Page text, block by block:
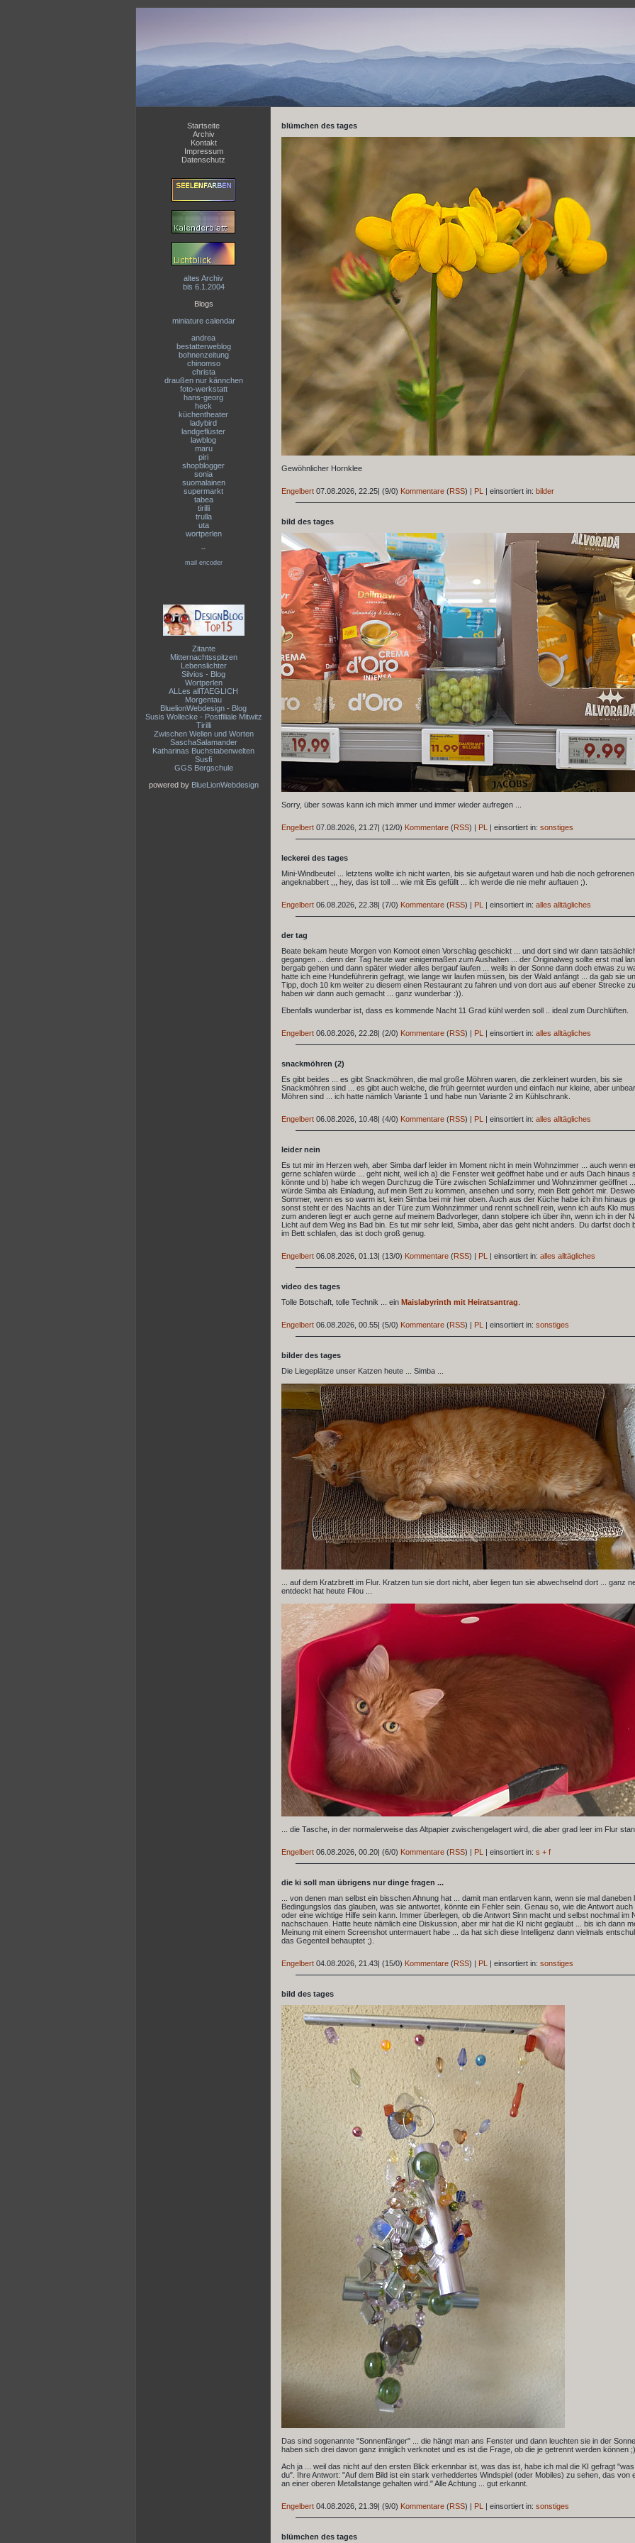
Startseite
Archiv
Kontakt
Impressum
Datenschutz
altes Archiv
bis 6.1.2004
Blogs
miniature calendar
andrea
bestatterweblog
bohnenzeitung
chinomso
christa
draußen nur kännchen
foto-werkstatt
hans-georg
heck
küchentheater
ladybird
landgeflüster
lawblog
maru
piri
shopblogger
sonia
suomalainen
supermarkt
tabea
tirilli
trulla
uta
wortperlen
--
mail encoder
Zitante
Mitternachtsspitzen
Lebenslichter
Silvios - Blog
Wortperlen
ALLes allTAEGLICH
Morgentau
BluelionWebdesign - Blog
Susis Wollecke - Postfiliale Mitwitz
Tirilli
Zwischen Wellen und Worten
SaschaSalamander
Katharinas Buchstabenwelten
Susfi
GGS Bergschule
powered by BlueLionWebdesign
blümchen des tages
Gewöhnlicher Hornklee
Engelbert 07.08.2026, 22.25| (9/0) Kommentare (RSS) | PL | einsortiert in: bilder
bild des tages
Sorry, über sowas kann ich mich immer und immer wieder aufregen ...
Engelbert 07.08.2026, 21.27| (12/0) Kommentare (RSS) | PL | einsortiert in: sonstiges
leckerei des tages
Mini-Windbeutel ... letztens wollte ich nicht warten, bis sie aufgetaut waren und hab die noch gefrorenen
angeknabbert ,,, hey, das ist toll ... wie mit Eis gefüllt ... ich werde die nie mehr auftauen ;).
Engelbert 06.08.2026, 22.38| (7/0) Kommentare (RSS) | PL | einsortiert in: alles alltägliches
der tag
Beate bekam heute Morgen von Komoot einen Vorschlag geschickt ... und dort sind wir dann
gegangen ... denn der Tag heute war einigermaßen zum Aushalten ... der Originalweg sollte erst mal
bergab gehen und dann später wieder alles bergauf laufen ... weils in der Sonne dann doch etwas zu
hatte ich eine Hundeführerin gefragt, wie lange wir laufen müssen, bis der Wald anfängt ... da gab sie
Tipp, doch 10 km weiter zu diesem einen Restaurant zu fahren und von dort aus auf ebener Strecke
haben wir dann auch gemacht ... ganz wunderbar :)).
Ebenfalls wunderbar ist, dass es kommende Nacht 11 Grad kühl werden soll .. ideal zum Durchlüften.
Engelbert 06.08.2026, 22.28| (2/0) Kommentare (RSS) | PL | einsortiert in: alles alltägliches
snackmöhren (2)
Es gibt beides ... es gibt Snackmöhren, die mal große Möhren waren, die zerkleinert wurden, bis sie
Snackmöhren sind ... es gibt auch welche, die früh geerntet wurden und einfach nur kleine, aber
Möhren sind ... ich hatte nämlich Variante 1 und habe nun Variante 2 im Kühlschrank.
Engelbert 06.08.2026, 10.48| (4/0) Kommentare (RSS) | PL | einsortiert in: alles alltägliches
leider nein
Es tut mir im Herzen weh, aber Simba darf leider im Moment nicht in mein Wohnzimmer ... auch wenn
gerne schlafen würde ... geht nicht, weil ich a) die Fenster weit geöffnet habe und er aufs Dach hinaus
könnte und b) habe ich wegen Durchzug die Türe zwischen Schlafzimmer und Wohnzimmer geöffnet
würde Simba als Einladung, auf mein Bett zu kommen, ansehen und sorry, mein Bett gehört mir.
Sommer, wenn es so warm ist, kein Simba bei mir hier oben. Auch aus der Küche habe ich ihn hinaus
sonst steht er des Nachts an der Türe zum Wohnzimmer und rennt schnell rein, wenn ich aufs Klo
zum anderen liegt er auch gerne auf meinem Badvorleger, dann stolpere ich über ihn, wenn ich in der
Licht auf dem Weg ins Bad bin. Es tut mir sehr leid, Simba, aber das geht nicht anders. Du darfst doch
im Bett schlafen, das ist doch groß genug.
Engelbert 06.08.2026, 01.13| (13/0) Kommentare (RSS) | PL | einsortiert in: alles alltägliches
video des tages
Tolle Botschaft, tolle Technik ... ein Maislabyrinth mit Heiratsantrag
Engelbert 06.08.2026, 00.55| (5/0) Kommentare (RSS) | PL | einsortiert in: sonstiges
bilder des tages
Die Liegeplätze unser Katzen heute ... Simba ...
... auf dem Kratzbrett im Flur. Kratzen tun sie dort nicht, aber liegen tun sie abwechselnd dort ... ganz
entdeckt hat heute Filou ...
... die Tasche, in der normalerweise das Altpapier zwischengelagert wird, die aber grad leer im Flur
Engelbert 06.08.2026, 00.20| (6/0) Kommentare (RSS) | PL | einsortiert in: s + f
die ki soll man übrigens nur dinge fragen ...
... von denen man selbst ein bisschen Ahnung hat ... damit man entlarven kann, wenn sie mal daneben
Bedingungslos das glauben, was sie antwortet, könnte ein Fehler sein. Genau so, wie die Antwort auch
oder eine wichtige Hilfe sein kann. Immer überlegen, ob die Antwort Sinn macht und selbst nochmal im
nachschauen. Hatte heute nämlich eine Diskussion, aber mir hat die KI nicht geglaubt ... bis ich dann
Meinung mit einem Screenshot untermauert habe ... da hat sich diese Intelligenz dann vielmals
das Gegenteil behauptet ;).
Engelbert 04.08.2026, 21.43| (15/0) Kommentare (RSS) | PL | einsortiert in: sonstiges
bild des tages
Das sind sogenannte "Sonnenfänger" ... die hängt man ans Fenster und dann leuchten sie in der
haben sich drei davon ganz inniglich verknotet und es ist die Frage, ob die je getrennt werden können
Ach ja ... weil das nicht auf den ersten Blick erkennbar ist, was das ist, habe ich mal die KI gefragt
du". Ihre Antwort: "Auf dem Bild ist ein stark verheddertes Windspiel (oder Mobiles) zu sehen, das von
an einer oberen Metallstange gehalten wird." Alle Achtung ... gut erkannt.
Engelbert 04.08.2026, 21.39| (9/0) Kommentare (RSS) | PL | einsortiert in: sonstiges
blümchen des tages